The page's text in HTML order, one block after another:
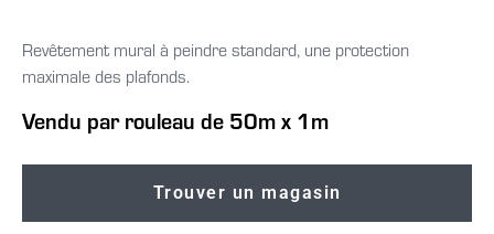
Revêtement mural à peindre standard, une protection
maximale des plafonds.
Vendu par rouleau de 50m x 1m
Trouver un magasin